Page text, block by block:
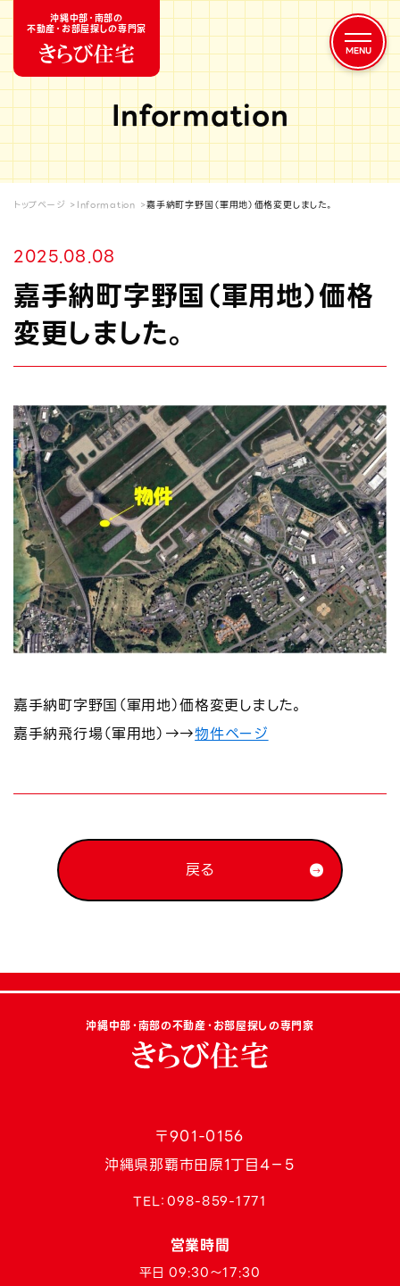
沖縄中部・南部の
不動産・お部屋探しの専門家
Information
トップページ Information 嘉手納町字野国（軍用地）価格変更しました。
2025.08.08
嘉手納町字野国（軍用地）価格
変更しました。
嘉手納町字野国（軍用地）価格変更しました。
嘉手納飛行場（軍用地）→→物件ページ
戻る
沖縄中部・南部の不動産・お部屋探しの専門家
〒901-0156
沖縄県那覇市田原1丁目4−5
TEL：098-859-1771
営業時間
平日 09:30〜17:30